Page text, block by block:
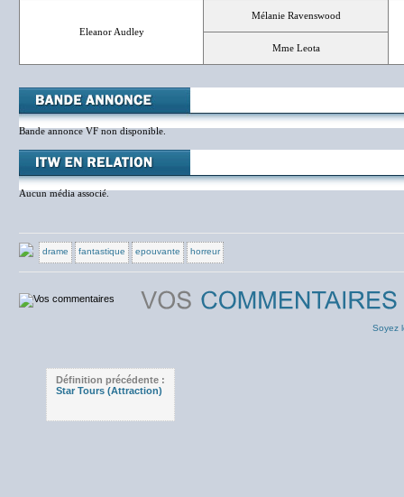
Eleanor Audley
Mélanie Ravenswood
Mme Leota
Bande annonce VF non disponible.
Aucun média associé.
drame fantastique epouvante horreur
Soyez
Définition précédente :
Star Tours (Attraction)